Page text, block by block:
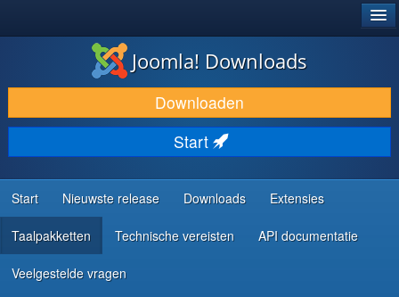
DOWNLOAD & BREID UIT
ONTDEK & LEER
COMMUNITY & ONDERSTEUNING
ONTWIKKELAARSBRONNEN
Joomla! Downloads
Downloaden
Start
Start Nieuwste release Downloads Extensies
Taalpakketten Technische vereisten API documentatie
Veelgestelde vragen